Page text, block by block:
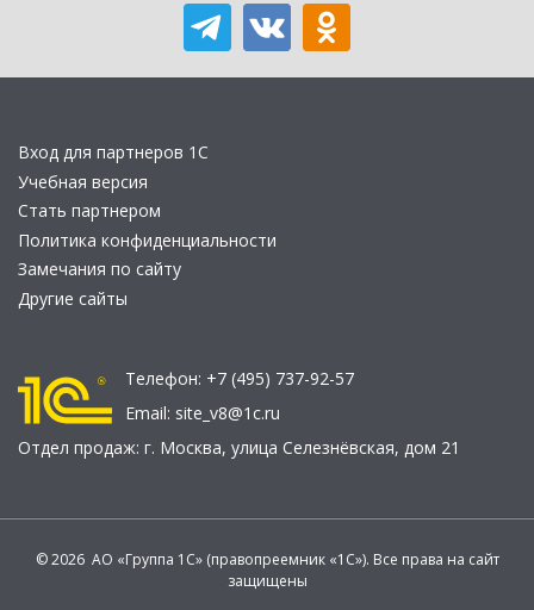
Вход для партнеров 1С
Учебная версия
Стать партнером
Политика конфиденциальности
Замечания по сайту
Другие сайты
Телефон: +7 (495) 737-92-57
Email: site_v8@1c.ru
Отдел продаж: г. Москва, улица Селезнёвская, дом 21
© 2026 АО «Группа 1С» (правопреемник «1С»). Все права на сайт
защищены